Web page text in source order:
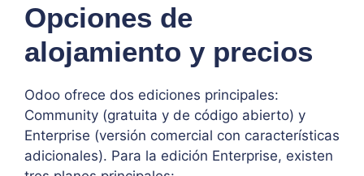
Opciones de
alojamiento y precios
Odoo ofrece dos ediciones principales:
Community (gratuita y de código abierto) y
Enterprise (versión comercial con características
adicionales). Para la edición Enterprise, existen